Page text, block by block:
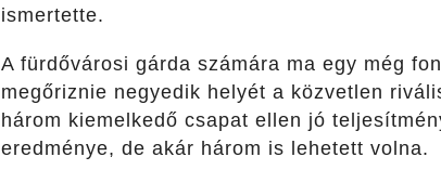
ismertette.
A fürdővárosi gárda számára ma egy még
megőriznie negyedik helyét a közvetlen
három kiemelkedő csapat ellen jó
eredménye, de akár három is lehetett volna.